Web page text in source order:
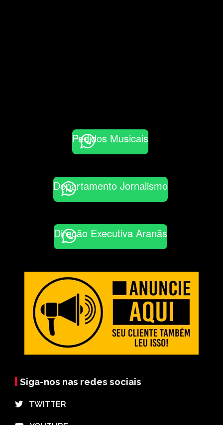
Pedidos Musicais
Departamento Jornalismo
Direção Executiva Aranãs
Siga-nos nas redes sociais
⠀TWITTER